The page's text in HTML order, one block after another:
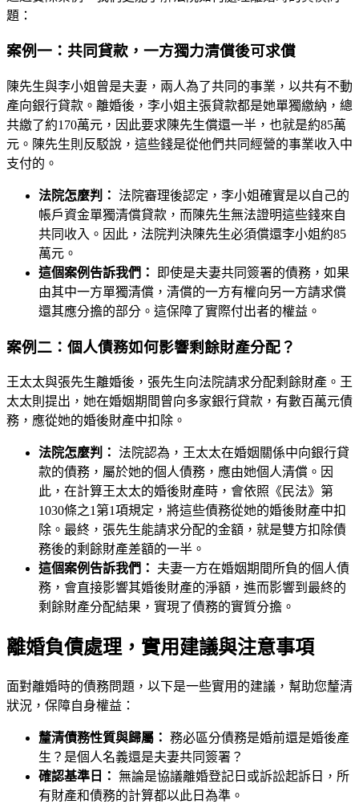
題：
案例一：共同貸款，一方獨力清償後可求償
陳先生與李小姐曾是夫妻，兩人為了共同的事業，以共有不動
產向銀行貸款。離婚後，李小姐主張貸款都是她單獨繳納，總
共繳了約170萬元，因此要求陳先生償還一半，也就是約85萬
元。陳先生則反駁說，這些錢是從他們共同經營的事業收入中
支付的。
法院怎麼判： 法院審理後認定，李小姐確實是以自己的
帳戶資金單獨清償貸款，而陳先生無法證明這些錢來自
共同收入。因此，法院判決陳先生必須償還李小姐約85
萬元。
這個案例告訴我們：
即使是夫妻共同簽署的債務，如果
由其中一方單獨清償，清償的一方有權向另一方請求償
還其應分擔的部分。這保障了實際付出者的權益。
案例二：個人債務如何影響剩餘財產分配？
王太太與張先生離婚後，張先生向法院請求分配剩餘財產。王
太太則提出，她在婚姻期間曾向多家銀行貸款，有數百萬元債
務，應從她的婚後財產中扣除。
法院怎麼判： 法院認為，王太太在婚姻關係中向銀行貸
款的債務，屬於她的個人債務，應由她個人清償。因
此，在計算王太太的婚後財產時，會依照《民法》第
1030條之1第1項規定，將這些債務從她的婚後財產中扣
除。最終，張先生能請求分配的金額，就是雙方扣除債
務後的剩餘財產差額的一半。
這個案例告訴我們：
夫妻一方在婚姻期間所負的個人債
務，會直接影響其婚後財產的淨額，進而影響到最終的
剩餘財產分配結果，實現了債務的實質分擔。
離婚負債處理，實用建議與注意事項
面對離婚時的債務問題，以下是一些實用的建議，幫助您釐清
狀況，保障自身權益：
釐清債務性質與歸屬： 務必區分債務是婚前還是婚後產
生？是個人名義還是夫妻共同簽署？
確認基準日： 無論是協議離婚登記日或訴訟起訴日，所
有財產和債務的計算都以此日為準。